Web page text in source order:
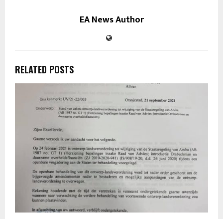
EA News Author
RELATED POSTS